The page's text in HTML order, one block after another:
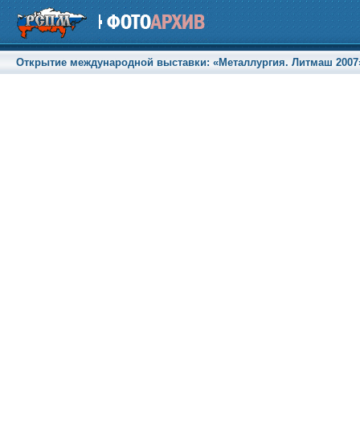
Открытие международной выставки: «Металлургия. Литмаш